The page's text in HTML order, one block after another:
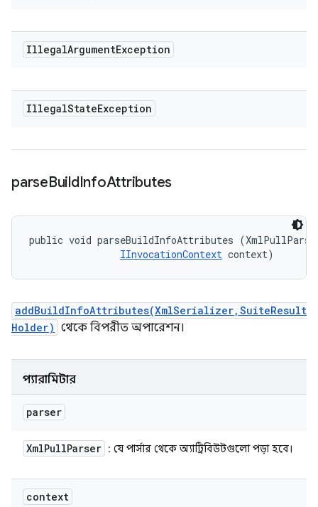
IllegalArgumentException
IllegalStateException
parseBuildInfoAttributes
public void parseBuildInfoAttributes
IInvocationContext context)
addBuildInfoAttributes(XmlSerializer,SuiteResult
Holder) থেকে বিপরীত অপারেশন।
প্যারামিটার
parser
XmlPullParser : যে পার্সার থেকে অ্যাট্রিবিউটগুলো পড়া হবে।
context